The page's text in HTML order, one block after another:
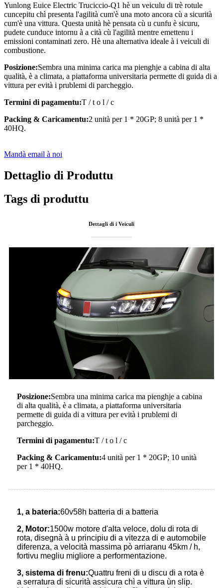
Yunlong Euice Electric Truciccio-Q1 hè un veiculu di trè rotule
cuncepitu chì presenta l'agilità cum'è una moto ancora cù a sicurità
cum'è una vittura. Questa unità hè pensata cù u cunfu è sicuru,
pudete cunduce intornu à a cità cù l'agilità mentre emettenu i
emissioni contaminati zero. Hè una alternativa ideale à i veiculi di
combustione.
Posizione:Sembra una minima carica ma pienghje a cabina di alta
qualità, è a climata, a piattaforma universitaria permette di guida di a
vittura per evità i prublemi di parcheggio.
Termini di pagamentu:T / t o l / c
Packing & Caricamentu:2 unità per 1 * 20GP; 8 unità per 1 *
40HQ.
Mandà email à noi
Dettaglio di Produttu
Tags di produttu
Dettagli di i Veiculi
Posizione:Sembra una minima carica ma pienghje a cabina
di alta qualità, è a climata, a piattaforma universitaria
permette di guida di a vittura per evità i prublemi di
parcheggio.
Termini di pagamentu:T / t o l / c
Packing & Caricamentu:4 unità per 1 * 20GP; 10 unità
per 1 * 40HQ.
1, a bateria:60v58h batteria di a batteria
2, Motor:1500w motore d'alta veloce, dolu di rota di
rota, disegnà à u principiu di a vitezza di e automobile
diferenza, a velocità massima pò arriaranu 45km / h,
fortivu megliu migliore a performentazione.
3, sistema di frenu:Quattru freni di u discu di a rota è
a serratura di sicurità assicura chì a vittura ùn slip.